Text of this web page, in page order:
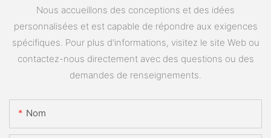
Nous accueillons des conceptions et des idées
personnalisées et est capable de répondre aux exigences
spécifiques. Pour plus d'informations, visitez le site Web ou
contactez-nous directement avec des questions ou des
demandes de renseignements.
Nom